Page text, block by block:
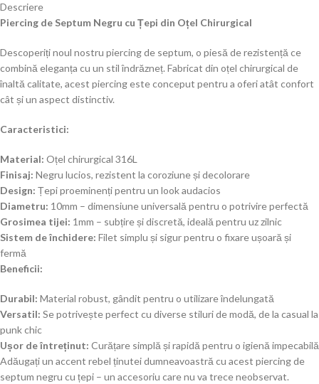
Descriere
Piercing de Septum Negru cu Țepi din Oțel Chirurgical
Descoperiți noul nostru piercing de septum, o piesă de rezistență ce
combină eleganța cu un stil îndrăzneț. Fabricat din oțel chirurgical de
înaltă calitate, acest piercing este conceput pentru a oferi atât confort
cât și un aspect distinctiv.
Caracteristici:
Material: Oțel chirurgical 316L
Finisaj: Negru lucios, rezistent la coroziune și decolorare
Design: Țepi proeminenți pentru un look audacios
Diametru: 10mm – dimensiune universală pentru o potrivire perfectă
Grosimea tijei: 1mm – subțire și discretă, ideală pentru uz zilnic
Sistem de închidere: Filet simplu și sigur pentru o fixare ușoară și
fermă
Beneficii:
Durabil: Material robust, gândit pentru o utilizare îndelungată
Versatil: Se potrivește perfect cu diverse stiluri de modă, de la casual la
punk chic
Ușor de întreținut: Curățare simplă și rapidă pentru o igienă impecabilă
Adăugați un accent rebel ținutei dumneavoastră cu acest piercing de
septum negru cu țepi – un accesoriu care nu va trece neobservat.